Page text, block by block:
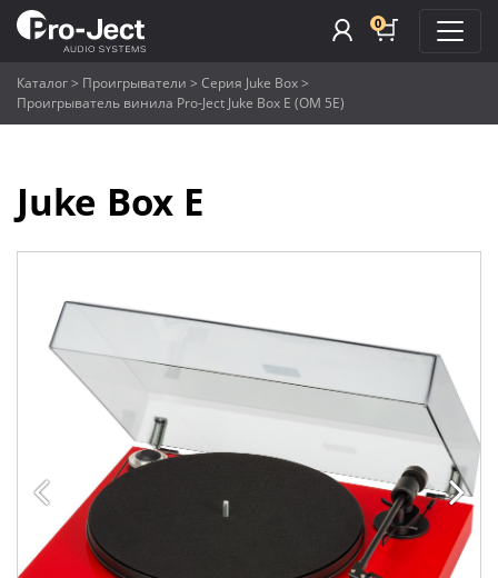
0
Каталог> Проигрыватели > Серия Juke Box>
Проигрыватель винила Pro-Ject Juke Box E (OM 5E)
Juke Box E